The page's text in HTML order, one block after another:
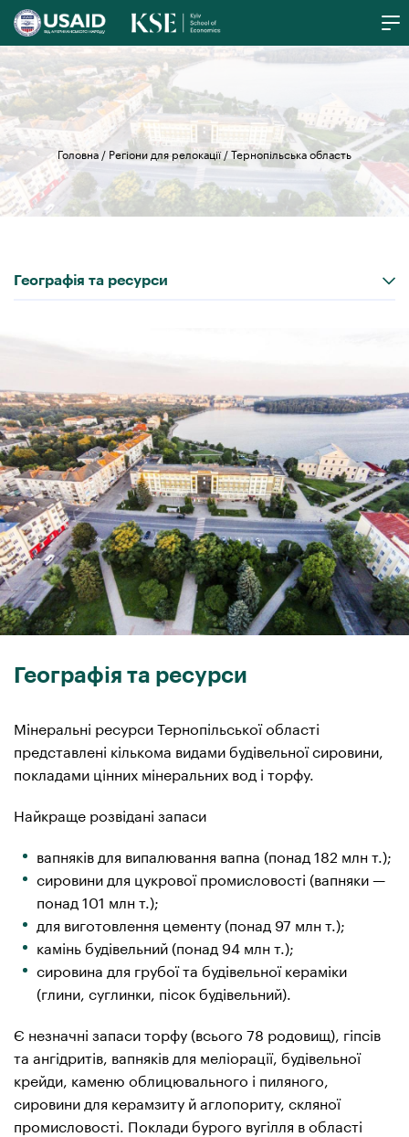
Головна / Регіони для релокації/Тернопільська область
Географія та ресурси
Географія та ресурси
Мінеральні ресурси Тернопільської області
представлені кількома видами будівельної сировини,
покладами цінних мінеральних вод і торфу.
Найкраще розвідані запаси
вапняків для випалювання вапна (понад 182 млн т.);
сировини для цукрової промисловості (вапняки —
понад 101 млн т.);
для виготовлення цементу (понад 97 млн т.);
камінь будівельний (понад 94 млн т.);
сировина для грубої та будівельної кераміки
(глини, суглинки, пісок будівельний).
Є незначні запаси торфу (всього 78 родовищ), гіпсів
та ангідритів, вапняків для меліорації, будівельної
крейди, каменю облицювального і пиляного,
сировини для керамзиту й аглопориту, скляної
промисловості. Поклади бурого вугілля в області